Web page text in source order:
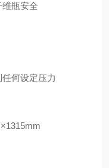
瓶安全
何设定压力